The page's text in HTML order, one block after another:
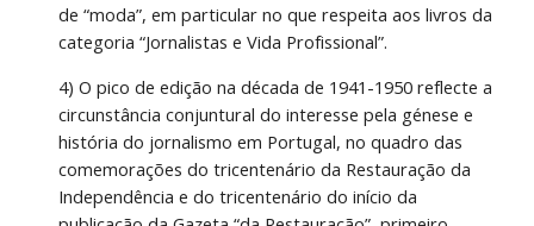
de “moda”, em particular no que respeita aos livros da
categoria “Jornalistas e Vida Profissional”.
4) O pico de edição na década de 1941-1950 reflecte a
circunstância conjuntural do interesse pela génese e
história do jornalismo em Portugal, no quadro das
comemorações do tricentenário da Restauração da
Independência e do tricentenário do início da